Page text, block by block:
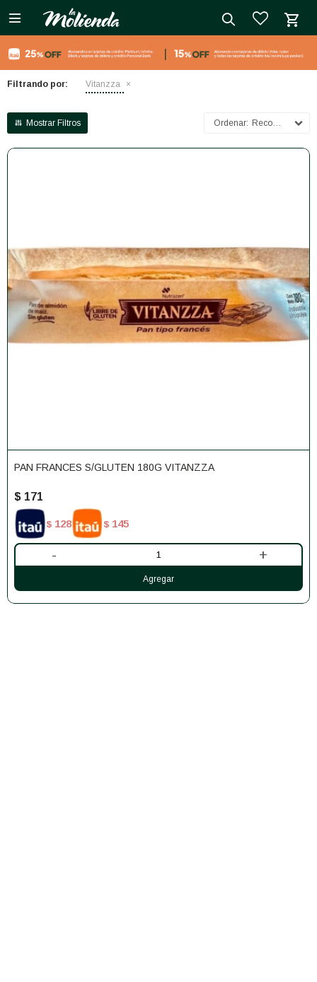

Filtrando por: Vitanzza
Recomendados
PAN FRANCES S/GLUTEN 180G VITANZZA
$ 171
$ 128 $ 145
- +